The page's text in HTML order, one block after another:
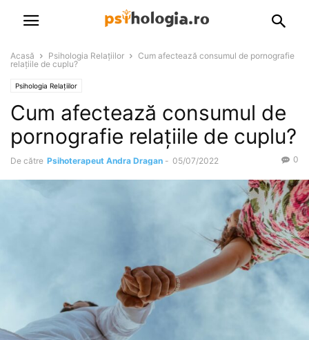
Acasă Psihologia Relațiilor
Cum afectează consumul de pornografie
relațiile de cuplu?
Psihologia Relațiilor
Cum afectează consumul de
pornografie relațiile de cuplu?
De către Psihoterapeut Andra Dragan - 05/07/2022 0